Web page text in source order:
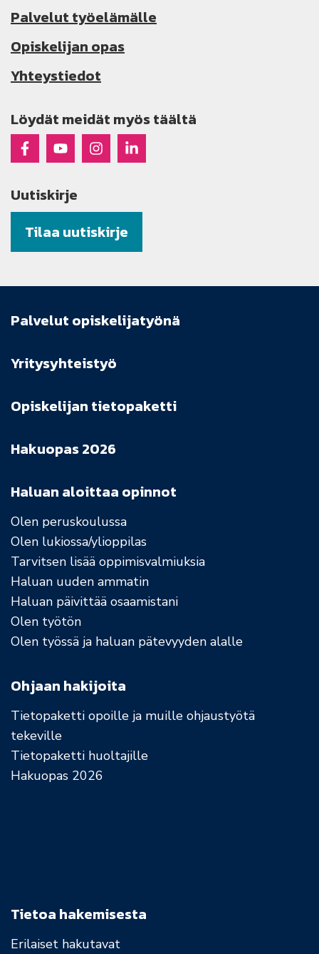
Palvelut työelämälle
Opiskelijan opas
Yhteystiedot
Löydät meidät myös täältä
Raseko Facebookissa
Raseko Youtubessa
Raseko Instagramissa
Raseko Linkedinissä
Uutiskirje
Tilaa uutiskirje
Haluan aloittaa opinnot
Olen peruskoulussa
Olen lukiossa/ylioppilas
Tarvitsen lisää oppimisvalmiuksia
Haluan uuden ammatin
Haluan päivittää osaamistani
Olen työtön
Olen työssä ja haluan pätevyyden alalle
Ohjaan hakijoita
Tietopaketti opoille ja muille ohjaustyötä
tekeville
Tietopaketti huoltajille
Hakuopas 2026
Tietoa hakemisesta
Erilaiset hakutavat
Palvelut opiskelijatyönä
Yritysyhteistyö
Opiskelijan tietopaketti
Hakuopas 2026